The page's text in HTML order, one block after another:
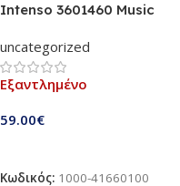
Intenso 3601460 Music
(USB 2.0), Black | Digital
Player Type Flash based
uncategorized
Εξαντλημένο
59.00€
Κωδικός: 1000-41660100